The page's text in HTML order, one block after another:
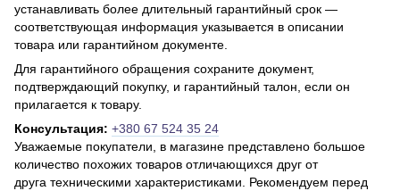
устанавливать более длительный гарантийный срок —
соответствующая информация указывается в описании
товара или гарантийном документе.
Для гарантийного обращения сохраните документ,
подтверждающий покупку, и гарантийный талон, если он
прилагается к товару.
Консультация: +380 67 524 35 24
Уважаемые покупатели, в магазине представлено большое
количество похожих товаров отличающихся друг от
друга техническими характеристиками. Рекомендуем перед